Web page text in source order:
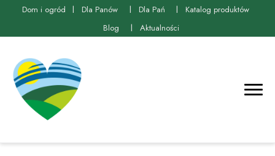
Dom i ogród Dla Panów Dla Pań
Katalog produktów
Blog
Aktualności